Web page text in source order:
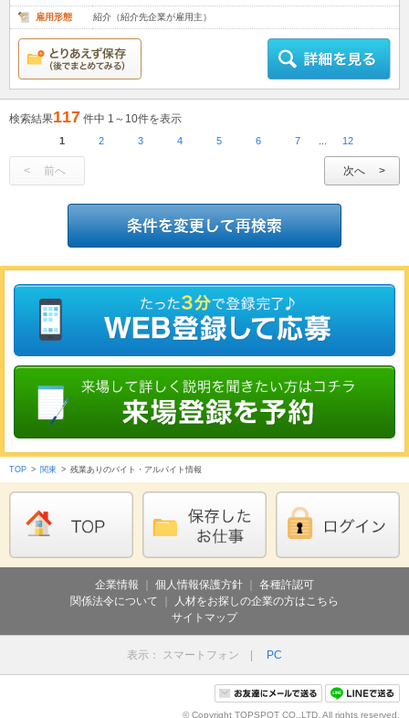
雇用形態 紹介（紹介先企業が雇用主）
検索結果117 件中 1～10件を表示
1 2 3 4 5 6 7 12
前へ 次へ
TOP > 関東 > 残業ありのバイト・アルバイト情報
企業情報 ｜ 個人情報保護方針 ｜ 各種許認可
関係法令について ｜
人材をお探しの企業の方はこちら
サイトマップ
表示： スマートフォン | PC
© Copyright TOPSPOT CO.,LTD. All rights reserved.